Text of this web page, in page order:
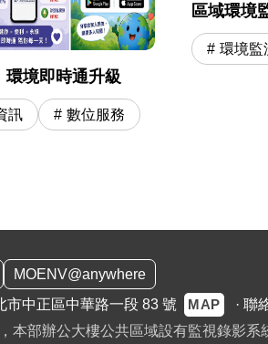
境即時通升級
訊 數位服務
區域環境
環境監
MOENV@anywhere
市中正區中華路一段 83 號
MAP · 聯
本部辦公大樓公共區域設有監視錄影